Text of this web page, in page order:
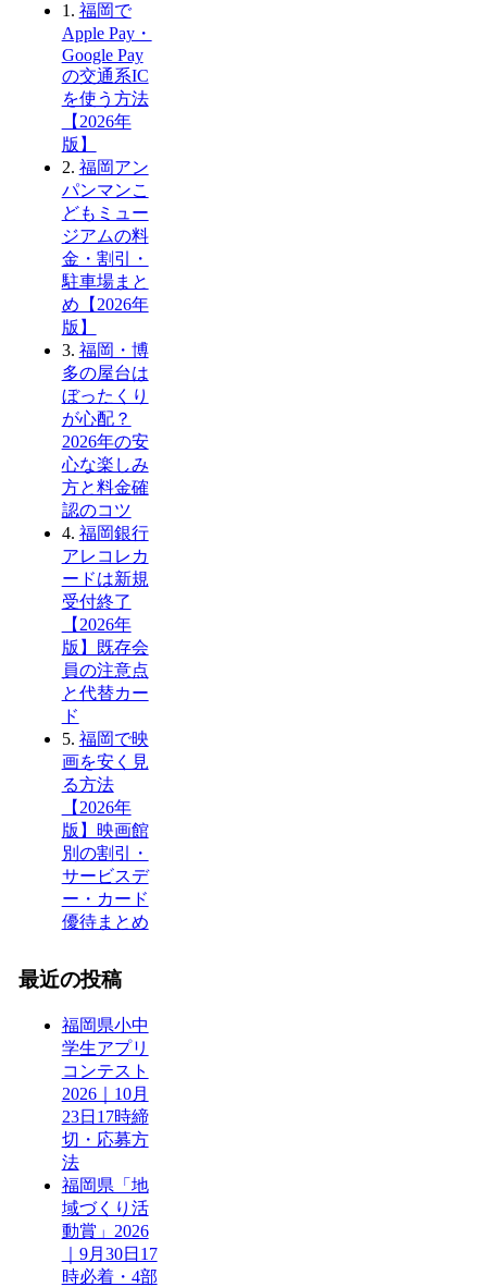
1. 福岡で
Apple Pay・
Google Pay
の交通系IC
を使う方法
【2026年
版】
2. 福岡アン
パンマンこ
どもミュー
ジアムの料
金・割引・
駐車場まと
め【2026年
版】
3. 福岡・博
多の屋台は
ぼったくり
が心配？
2026年の安
心な楽しみ
方と料金確
認のコツ
4. 福岡銀行
アレコレカ
ードは新規
受付終了
【2026年
版】既存会
員の注意点
と代替カー
ド
5. 福岡で映
画を安く見
る方法
【2026年
版】映画館
別の割引・
サービスデ
ー・カード
優待まとめ
最近の投稿
福岡県小中
学生アプリ
コンテスト
2026｜10月
23日17時締
切・応募方
法
福岡県「地
域づくり活
動賞」2026
｜9月30日17
時必着・4部